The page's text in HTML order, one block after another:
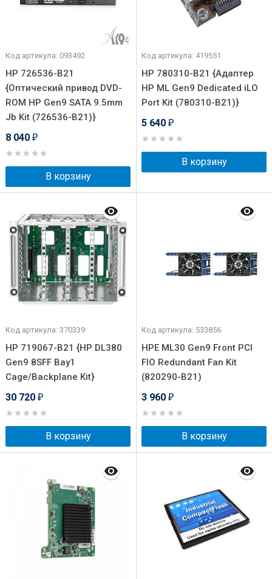
Код артикула: 093492
HP 726536-B21
{Оптический привод DVD-
ROM HP Gen9 SATA 9.5mm
Jb Kit (726536-B21)}
8 040 ₽
В корзину
Код артикула: 419551
HP 780310-B21 {Адаптер
HP ML Gen9 Dedicated iLO
Port Kit (780310-B21)}
5 640 ₽
В корзину
Код артикула: 370339
HP 719067-B21 {HP DL380
Gen9 8SFF Bay1
Cage/Backplane Kit}
30 720 ₽
В корзину
Код артикула: 533856
HPE ML30 Gen9 Front PCI
FIO Redundant Fan Kit
(820290-B21)
3 960 ₽
В корзину